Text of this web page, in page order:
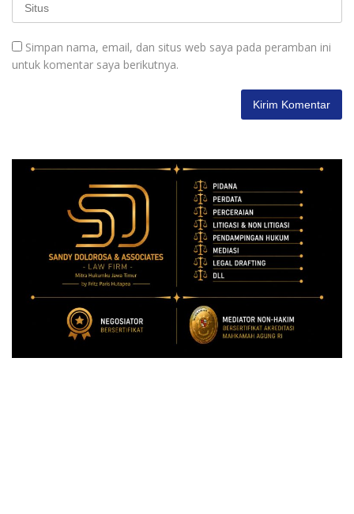
Simpan nama, email, dan situs web saya pada peramban ini
untuk komentar saya berikutnya.